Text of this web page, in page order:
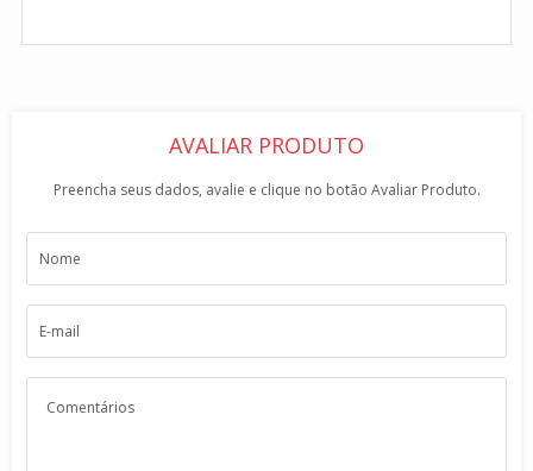
AVALIAR PRODUTO
Preencha seus dados, avalie e clique no botão Avaliar Produto.